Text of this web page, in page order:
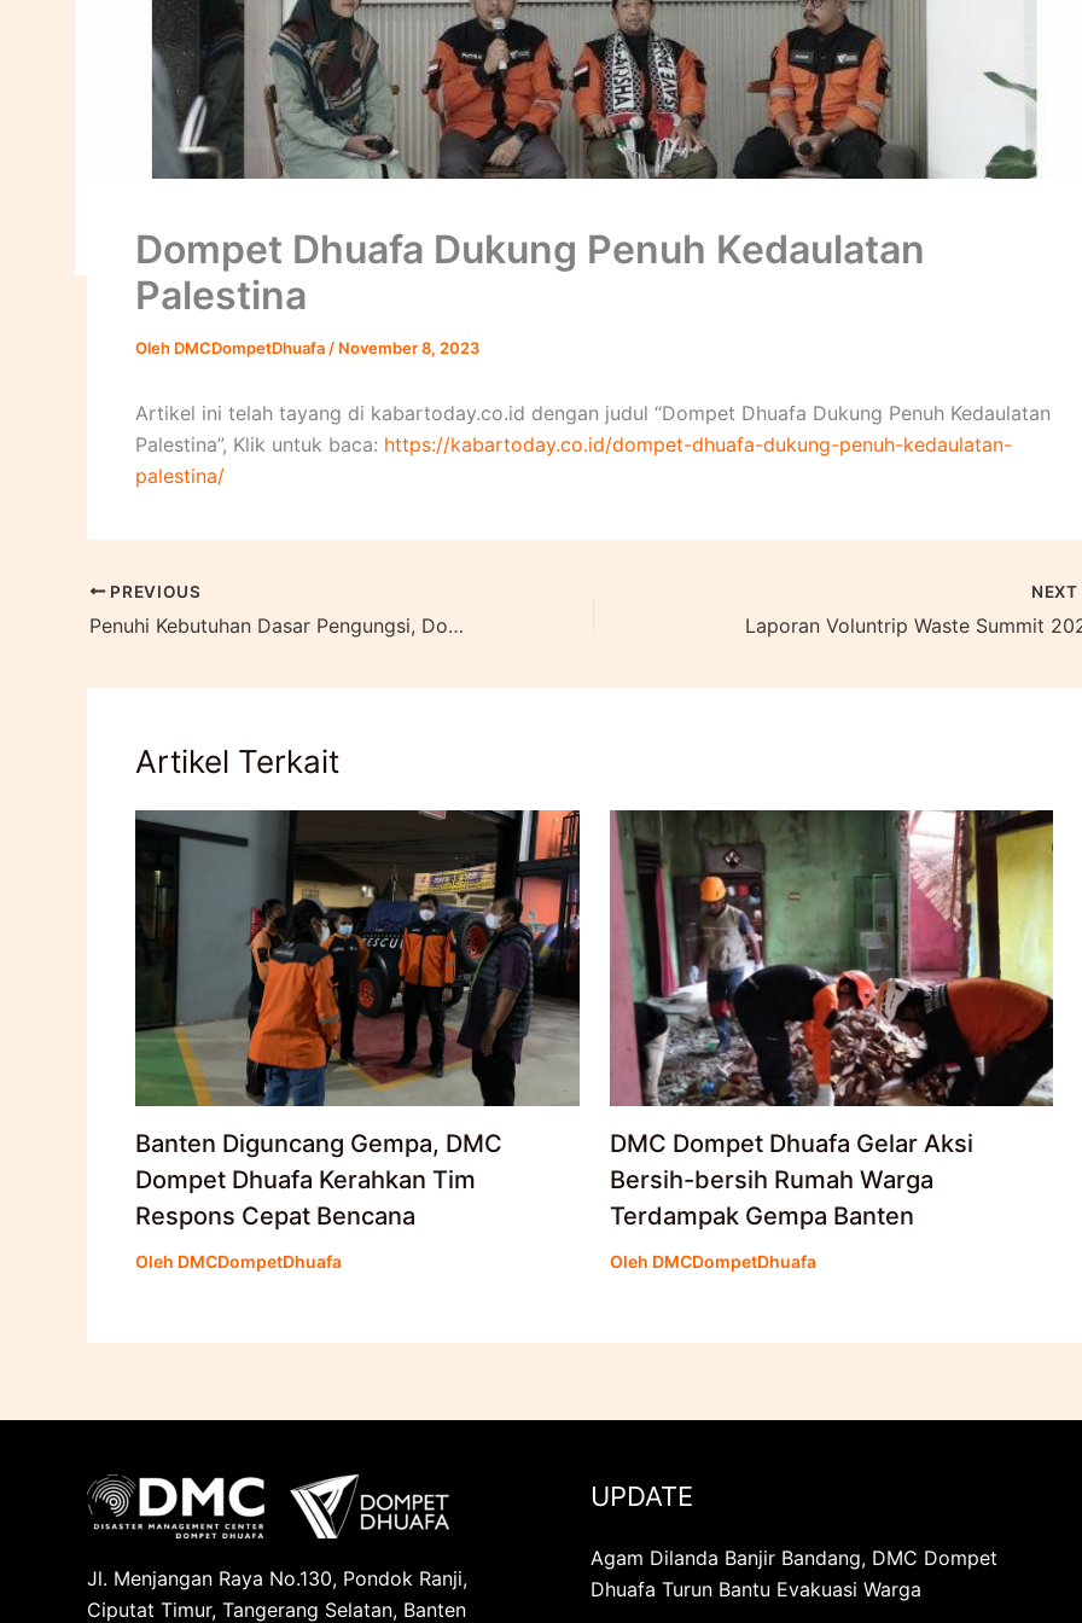
Dompet Dhuafa Dukung Penuh Kedaulatan
Palestina
Oleh DMCDompetDhuafa / November 8, 2023
Artikel ini telah tayang di kabartoday.co.id dengan judul “Dompet Dhuafa Dukung Penuh Kedaulatan
Palestina”, Klik untuk baca: https://kabartoday.co.id/dompet-dhuafa-dukung-penuh-kedaulatan-
palestina/
PREVIOUS
Penuhi Kebutuhan Dasar Pengungsi, Dompet Dhuafa Operasikan Dapur Umum Bagi Penyintas Gaza
NEXT
Laporan Voluntrip Waste Summit
Artikel Terkait
Banten Diguncang Gempa, DMC
Dompet Dhuafa Kerahkan Tim
Respons Cepat Bencana
Oleh DMCDompetDhuafa
DMC Dompet Dhuafa Gelar Aksi
Bersih-bersih Rumah Warga
Terdampak Gempa Banten
Oleh DMCDompetDhuafa
Jl. Menjangan Raya No.130, Pondok Ranji,
Ciputat Timur, Tangerang Selatan, Banten
UPDATE
Agam Dilanda Banjir Bandang, DMC Dompet
Dhuafa Turun Bantu Evakuasi Warga